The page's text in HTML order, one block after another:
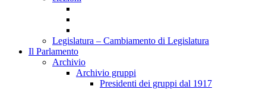
Legislatura – Cambiamento di Legislatura
Il Parlamento
Archivio
Archivio gruppi
Presidenti dei gruppi dal 1917